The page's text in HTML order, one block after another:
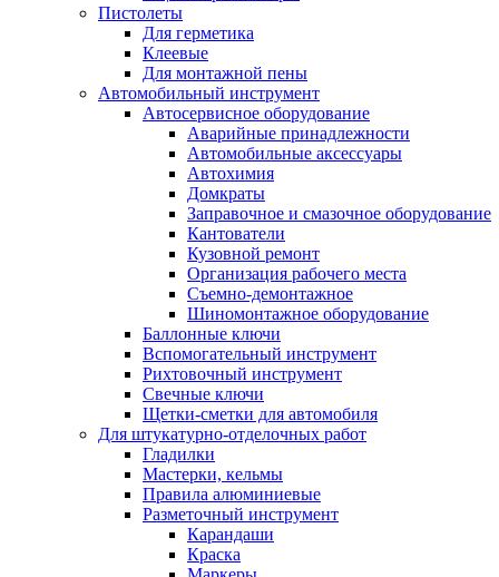
Пистолеты
Для герметика
Клеевые
Для монтажной пены
Автомобильный инструмент
Автосервисное оборудование
Аварийные принадлежности
Автомобильные аксессуары
Автохимия
Домкраты
Заправочное и смазочное оборудование
Кантователи
Кузовной ремонт
Организация рабочего места
Съемно-демонтажное
Шиномонтажное оборудование
Баллонные ключи
Вспомогательный инструмент
Рихтовочный инструмент
Свечные ключи
Щетки-сметки для автомобиля
Для штукатурно-отделочных работ
Гладилки
Мастерки, кельмы
Правила алюминиевые
Разметочный инструмент
Карандаши
Краска